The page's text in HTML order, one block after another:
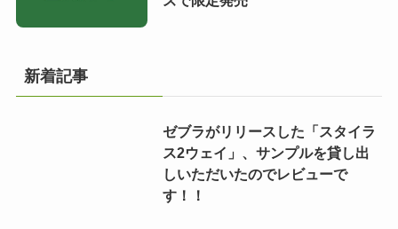
新着記事
ゼブラがリリースした「スタイラ
ス2ウェイ」、サンプルを貸し出
しいただいたのでレビューで
す！！